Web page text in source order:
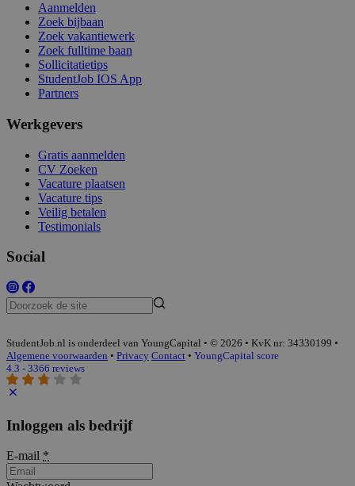
Aanmelden
Zoek bijbaan
Zoek vakantiewerk
Zoek fulltime baan
Sollicitatietips
StudentJob IOS App
Partners
Werkgevers
Gratis aanmelden
CV Zoeken
Vacature plaatsen
Vacature tips
Veilig betalen
Testimonials
Social
StudentJob.nl is onderdeel van YoungCapital • © 2026 • KvK nr: 34330199 •
Algemene voorwaarden • Privacy Contact • YoungCapital score
4.3 - 3366 reviews
Inloggen als bedrijf
E-mail *